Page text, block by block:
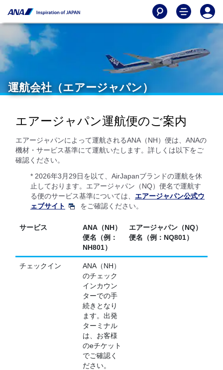
運航会社（エアージャパン）
エアージャパン運航便のご案内
エアージャパンによって運航されるANA（NH）便は、ANAの
機材・サービス基準にて運航いたします。詳しくは以下をご
確認ください。
* 2026年3月29日を以て、AirJapanブランドの運航を休
止しております。エアージャパン（NQ）便名で運航す
る便のサービス基準については、 エアージャパン公式ウ
ェブサイト
をご確認ください。
サービス
ANA（NH）
便名（例：
NH801）
エアージャパン（NQ）
便名（例：NQ801）
チェックイン
ANA（NH）
のチェック
インカウン
ターでの手
続きとなり
ます。出発
ターミナル
は、お客様
のeチケット
でご確認く
ださい。